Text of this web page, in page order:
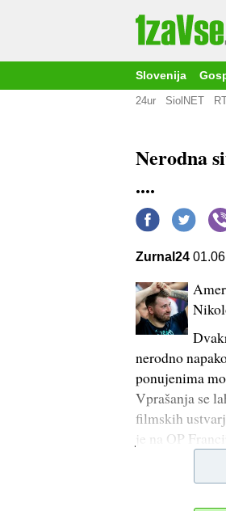
Slovenija
24ur SiolNET
Nerodna
....
Zurnal24
nerodno
ponujenima
Vprašanja se
filmskih
je na OP